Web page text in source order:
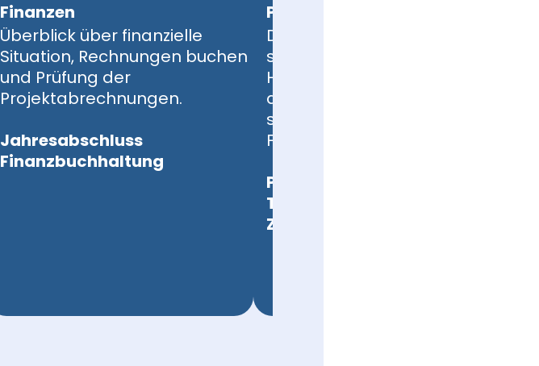
Finanzen
Überblick über finanzielle
Situation, Rechnungen buchen
und Prüfung der
Projektabrechnungen.
‍Jahresabschluss
Finanzbuchhaltung
Projektleitung
Der Erfolg eines Großprojekts
steht und fällt mit der Leitung.
Hier kannst du zeigen, was in
dir steckt. Die größten Events
sind unsere jährlichen
Firmenkontaktmessen.
Projektmanagement
Teamführung
Zeit- und Selbstmanagement